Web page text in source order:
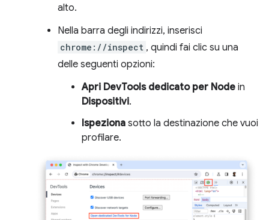
alto.
Nella barra degli indirizzi, inserisci
chrome://inspect , quindi fai clic su una
delle seguenti opzioni:
Apri DevTools dedicato per Node in
Dispositivi.
Ispeziona sotto la destinazione che vuoi
profilare.